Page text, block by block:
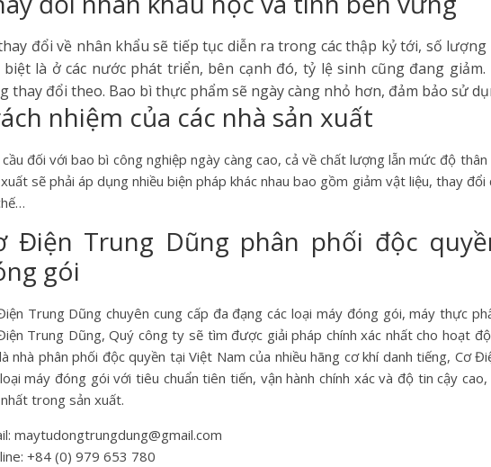
đổi về nhân khẩu sẽ tiếp tục diễn ra trong các thập kỷ tới, số
biệt là ở các nước phát triển, bên cạnh đó, tỷ lệ sinh cũng đang
thay đổi theo. Bao bì thực phẩm sẽ ngày càng nhỏ hơn, đảm bảo sử
nhiệm của các nhà sản xuất
cầu đối với bao bì công nghiệp ngày càng cao, cả về chất lượng lẫn mức độ
sẽ phải áp dụng nhiều biện pháp khác nhau bao gồm giảm vật liệu, thay
Điện Trung Dũng phân phối độc
gói
Trung Dũng chuyên cung cấp đa đạng các loại máy đóng gói, máy thực
Trung Dũng, Quý công ty sẽ tìm được giải pháp chính xác nhất cho hoạt
nhà phân phối độc quyền tại Việt Nam của nhiều hãng cơ khí danh tiếng, Cơ
máy đóng gói với tiêu chuẩn tiên tiến, vận hành chính xác và độ tin cậy
trong sản xuất.
maytudongtrungdung@gmail.com
+84 (0) 979 653 780